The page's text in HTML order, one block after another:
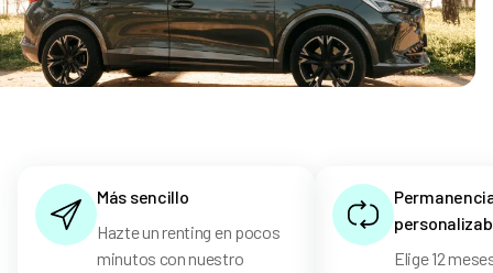
Más sencillo
Hazte un renting en pocos
minutos con nuestro
Elige 12